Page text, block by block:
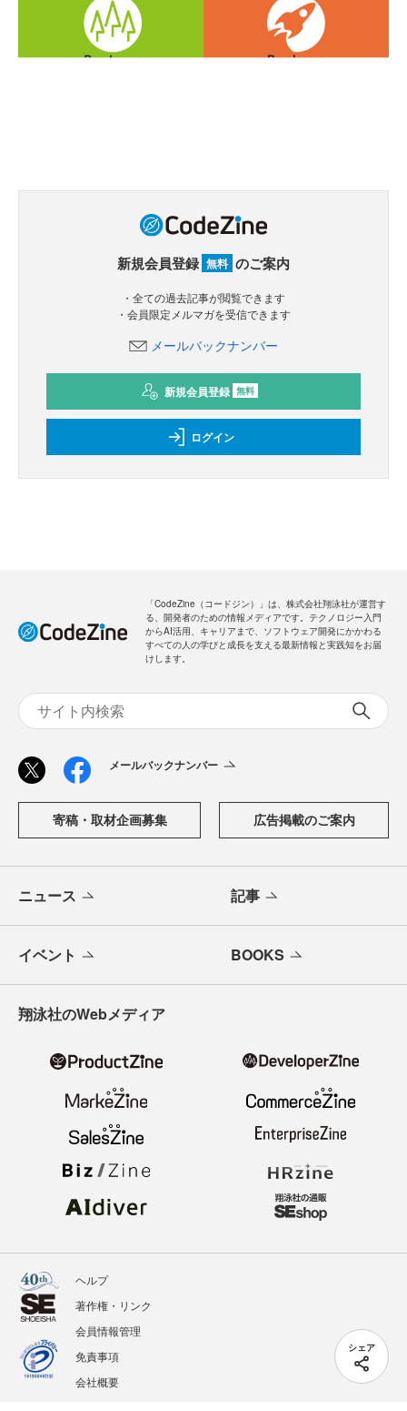
シェア
新規会員登録 無料 のご案内
・全ての過去記事が閲覧できます
・会員限定メルマガを受信できます
メールバックナンバー
新規会員登録 無料
ログイン
「CodeZine（コードジン）」は、株式会社翔泳社が運営す
る、開発者のための情報メディアです。テクノロジー入門
からAI活用、キャリアまで、ソフトウェア開発にかかわる
すべての人の学びと成長を支える最新情報と実践知をお届
けします。
メールバックナンバー
寄稿・取材企画募集 広告掲載のご案内
ニュース 記事
イベント BOOKS
翔泳社のWebメディア
ヘルプ
著作権・リンク
会員情報管理
免責事項
会社概要